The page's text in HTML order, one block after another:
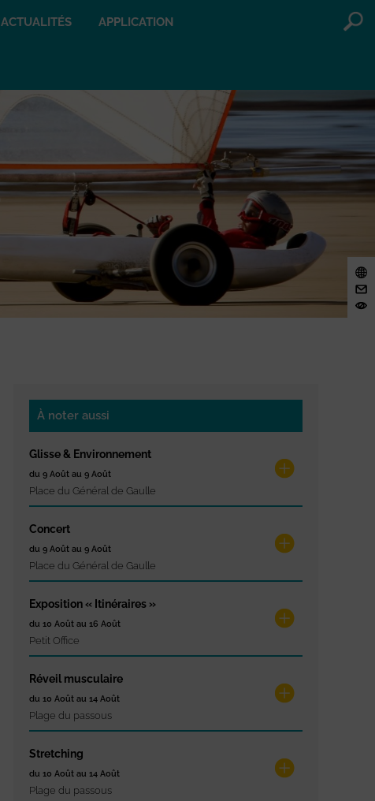
ACTUALITÉS APPLICATION
À noter aussi
Glisse & Environnement
du 9 Août au 9 Août
Place du Général de Gaulle
Concert
du 9 Août au 9 Août
Place du Général de Gaulle
Exposition « Itinéraires »
du 10 Août au 16 Août
Petit Office
Réveil musculaire
du 10 Août au 14 Août
Plage du passous
Stretching
du 10 Août au 14 Août
Plage du passous